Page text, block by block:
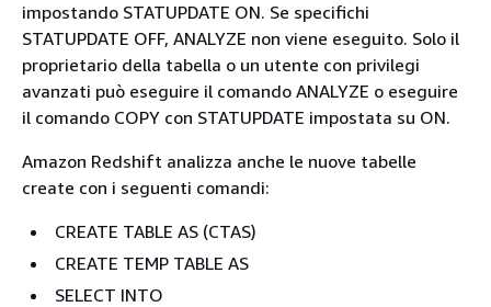
impostando STATUPDATE ON. Se specifichi
STATUPDATE OFF, ANALYZE non viene eseguito. Solo il
proprietario della tabella o un utente con privilegi
avanzati può eseguire il comando ANALYZE o eseguire
il comando COPY con STATUPDATE impostata su ON.
Amazon Redshift analizza anche le nuove tabelle
create con i seguenti comandi:
CREATE TABLE AS (CTAS)
CREATE TEMP TABLE AS
SELECT INTO